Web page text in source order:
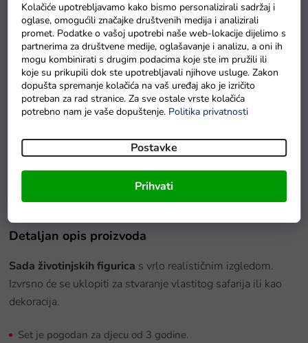
Kolačiće upotrebljavamo kako bismo personalizirali sadržaj i
oglase, omogućili značajke društvenih medija i analizirali
promet. Podatke o vašoj upotrebi naše web-lokacije dijelimo s
partnerima za društvene medije, oglašavanje i analizu, a oni ih
mogu kombinirati s drugim podacima koje ste im pružili ili
koje su prikupili dok ste upotrebljavali njihove usluge. Zakon
dopušta spremanje kolačića na vaš uređaj ako je izričito
potreban za rad stranice. Za sve ostale vrste kolačića
potrebno nam je vaše dopuštenje. Politika privatnosti
Postavke
Prihvati
Trakasti pingvin
Detaljan opis proizvoda
Sada životinjskih figurica s vrlo realističnim izgledom.
Izvrsno će se uklopiti za stvaranje vlastitog safarija ili kao
dekoracija.
Set je pogodan za djecu od 3 godine.